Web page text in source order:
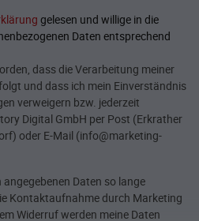
gelesen und willige in die
Daten entsprechend
dass die Verarbeitung meiner
und dass ich mein Einverständnis
verweigern bzw. jederzeit
Digital GmbH per Post (Erkrather
oder E-Mail (info@marketing-
Daten so lange
Kontaktaufnahme durch Marketing
Widerruf werden meine Daten